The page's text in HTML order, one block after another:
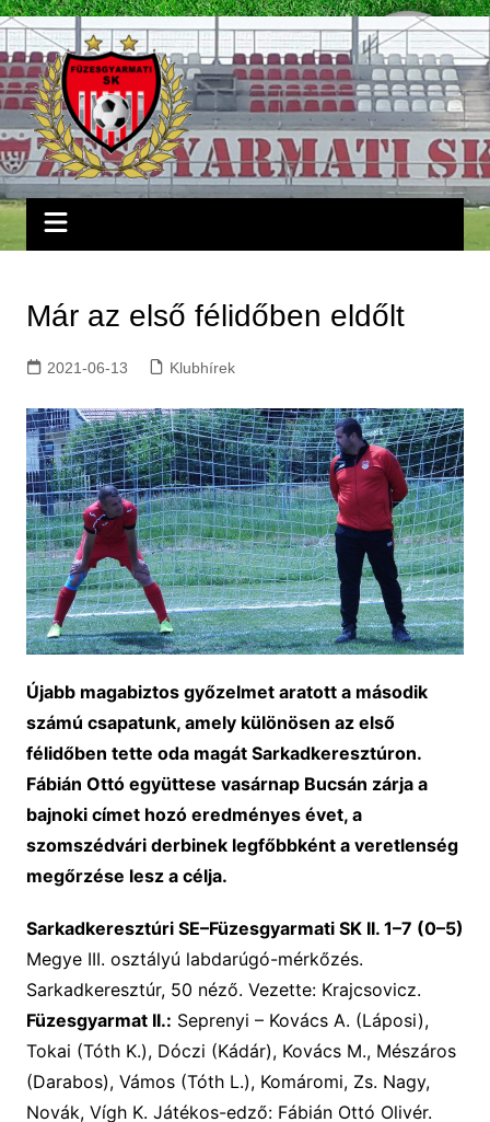
Skip
to
content
Már az első félidőben eldőlt
2021-06-13 Klubhírek
Újabb magabiztos győzelmet aratott a második
számú csapatunk, amely különösen az első
félidőben tette oda magát Sarkadkeresztúron.
Fábián Ottó együttese vasárnap Bucsán zárja a
bajnoki címet hozó eredményes évet, a
szomszédvári derbinek legfőbbként a veretlenség
megőrzése lesz a célja.
Sarkadkeresztúri SE–Füzesgyarmati SK II. 1–7 (0–5)
Megye III. osztályú labdarúgó-mérkőzés.
Sarkadkeresztúr, 50 néző. Vezette: Krajcsovicz.
Füzesgyarmat II.: Seprenyi – Kovács A. (Láposi),
Tokai (Tóth K.), Dóczi (Kádár), Kovács M., Mészáros
(Darabos), Vámos (Tóth L.), Komáromi, Zs. Nagy,
Novák, Vígh K. Játékos-edző: Fábián Ottó Olivér.